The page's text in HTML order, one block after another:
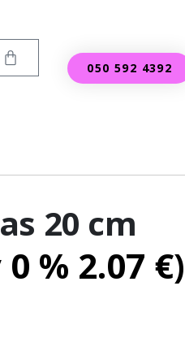
050 592 4392
20 cm
% 2.07 €)